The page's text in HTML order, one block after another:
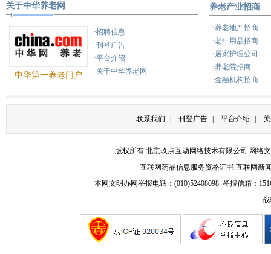
关于中华养老网
中华第一养老门户
·招聘信息
·刊登广告
·平台介绍
·关于中华养老网
养老产业招商
·养老地产招商
·老年用品招商
·居家护理公司
·养老院招商
·金融机构招商
联系我们 刊登广告 平台介绍
版权所有 北京玖点互动网络技术有限公司 网络
互联网药品信息服务资格证书 互联网新
本网文明办网举报电话：(010)52408098 举报信箱：